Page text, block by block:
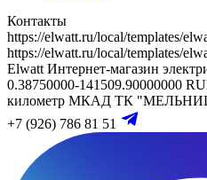
Контакты
https://elwatt.ru/local/templates/
https://elwatt.ru/local/templates/
Elwatt Интернет-магазин
0.38750000-141509.90000000
километр МКАД ТК
+7 (926) 786 81 51